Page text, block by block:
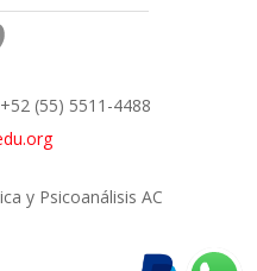
(55) 5511-4488
y Psicoanálisis AC